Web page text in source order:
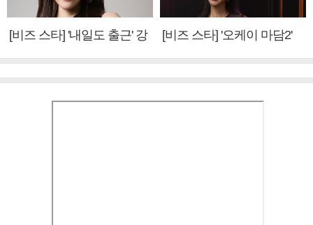
[비즈 스타] '내일도 출근' 강
[비즈 스타] '오케이 마담2'